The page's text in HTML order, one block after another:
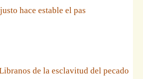
hace estable el pas
de la esclavitud del pecado